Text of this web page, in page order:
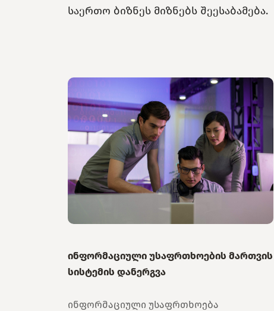
საერთო ბიზნეს მიზნებს შეესაბამება.
ინფორმაციული უსაფრთხოების მართვის
სისტემის დანერგვა
ინფორმაციული უსაფრთხოება